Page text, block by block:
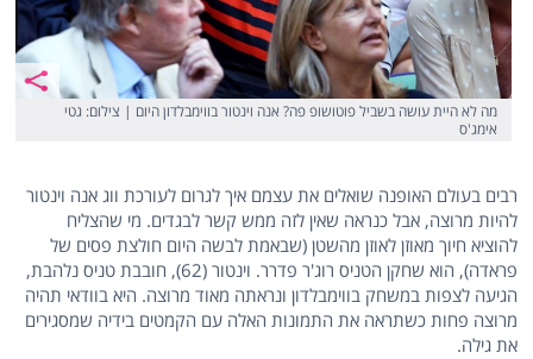
מה לא היית עושה בשביל פוטושופ פה? אנה וינטור בווימבלדון היום | צילום: גטי
אימג'ס
רבים בעולם האופנה שואלים את עצמם איך לגרום לעורכת ווג אנה וינטור
להיות מרוצה, אבל כנראה שאין לזה ממש קשר לבגדים. מי שהצליח
להוציא חיוך מאוזן לאוזן מהשטן (שבאמת לבשה היום חולצת פסים של
פראדה), הוא שחקן הטניס רוג'ר פדרר. וינטור (62), חובבת טניס נלהבת,
הגיעה לצפות במשחק בווימבלדון ונראתה מאוד מרוצה. היא בוודאי תהיה
מרוצה פחות כשתראה את התמונות האלה עם הקמטים בידיה שמסגירים
את גילה.